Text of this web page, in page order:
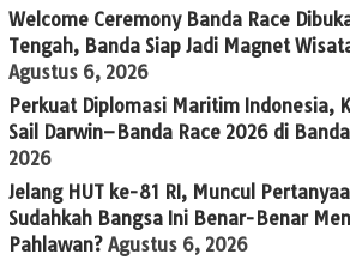
Welcome Ceremony Banda Race
Tengah, Banda Siap Jadi Magnet
Agustus 6, 2026
Perkuat Diplomasi Maritim Indonesia,
Sail Darwin–Banda Race 2026 di
2026
Jelang HUT ke-81 RI, Muncul
Sudahkah Bangsa Ini Benar-Benar
Pahlawan? Agustus 6, 2026